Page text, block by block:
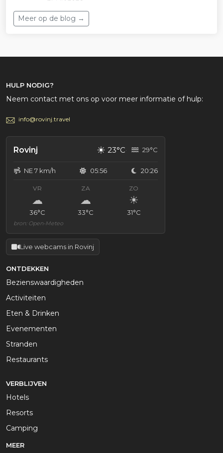
Meer op de blog →
HULP NODIG?
Neem contact met ons op voor meer informatie of hulp:
info@rovinj.travel
Rovinj ☀ 23°C 29°C
NE 7 km/h 05:56 20:26
VR
☁
36°C
ZA
☁
33°C
ZO
☀
31°C
bron: Open-Meteo
Live webcams in Rovinj
ONTDEKKEN
Bezienswaardigheden
Activiteiten
Eten & Drinken
Evenementen
Stranden
Restaurants
VERBLIJVEN
Hotels
Resorts
Camping
MEER